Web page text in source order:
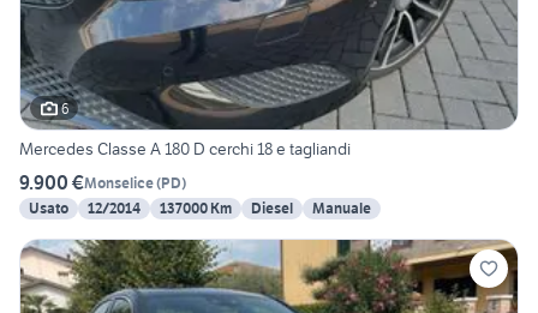
6
Mercedes Classe A 180 D cerchi 18 e tagliandi
9.900 €Monselice(PD)
Usato
12/2014 137000 Km Diesel Manuale